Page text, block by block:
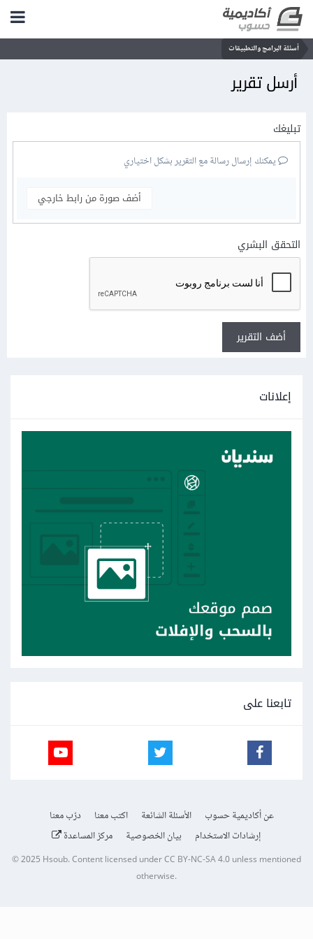
أسئلة البرامج والتطبيقات
أرسل تقرير
تبليغك
يمكنك إرسال رسالة مع التقرير بشكل اختياري
أضف صورة من رابط خارجي
التحقق البشري
أضف التقرير
إعلانات
تابعنا على
عن أكاديمية حسوب الأسئلة الشائعة اكتب معنا
درّب معنا
إرشادات الاستخدام
بيان الخصوصية مركز المساعدة
© 2025 Hsoub.Content licensed underCC BY-NC-SA 4.0unless mentioned
otherwise.